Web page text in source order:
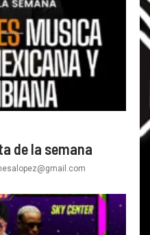
de la semana